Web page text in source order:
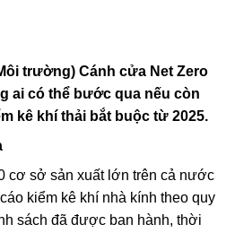
trường) Cánh cửa Net Zero
ai có thể bước qua nếu còn
kê khí thải bắt buộc từ 2025.
cơ sở sản xuất lớn trên cả nước
kiểm kê khí nhà kính theo quy
sách đã được ban hành, thời